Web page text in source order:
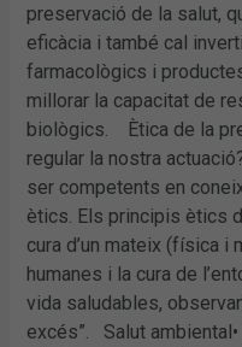
preservació de la salut,
eficàcia i també cal
farmacològics i
millorar la capacitat de
biològics. Ètica de la
regular la nostra
ser competents en
ètics. Els principis ètics
cura d’un mateix (física i
humanes i la cura de
vida saludables,
excés”. Salut